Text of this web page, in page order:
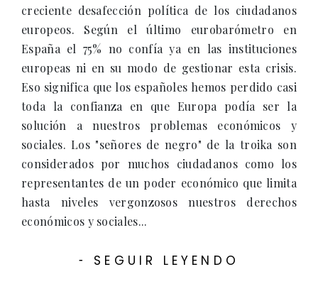
creciente desafección política de los ciudadanos
europeos. Según el último eurobarómetro en
España el 75% no confía ya en las instituciones
europeas ni en su modo de gestionar esta crisis.
Eso significa que los españoles hemos perdido casi
toda la confianza en que Europa podía ser la
solución a nuestros problemas económicos y
sociales. Los "señores de negro" de la troika son
considerados por muchos ciudadanos como los
representantes de un poder económico que limita
hasta niveles vergonzosos nuestros derechos
económicos y sociales...
- SEGUIR LEYENDO